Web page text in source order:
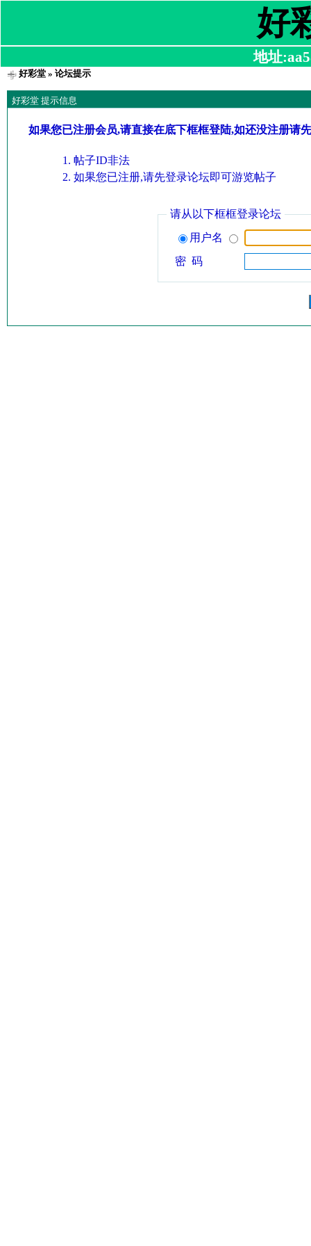
好
地址
好彩堂» 论坛提示
好彩堂 提示信息
如果您已注册会员,请直接在底下框框登陆,如还没注册请
帖子ID非法
如果您已注册,请先登录论坛即可游览帖子
请从以下框框登录论坛
用户名
密 码